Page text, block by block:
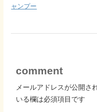
ャンプー
comment
メールアドレスが公開さ
いる欄は必須項目です